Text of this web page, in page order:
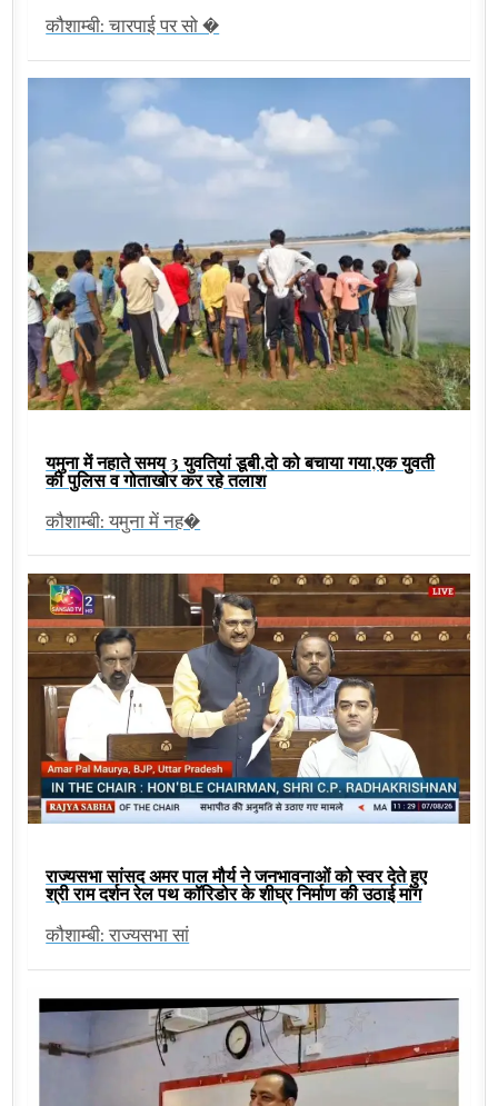
कौशाम्बी: चारपाई पर सो �
यमुना में नहाते समय 3 युवतियां डूबी,दो को बचाया गया,एक युवती
की पुलिस व गोताखोर कर रहे तलाश
कौशाम्बी: यमुना में नह�
राज्यसभा सांसद अमर पाल मौर्य ने जनभावनाओं को स्वर देते हुए
श्री राम दर्शन रेल पथ कॉरिडोर के शीघ्र निर्माण की उठाई मांग
कौशाम्बी: राज्यसभा सां